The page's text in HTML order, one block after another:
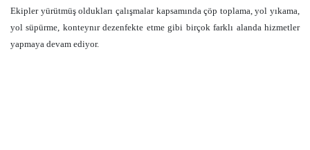
Ekipler yürütmüş oldukları çalışmalar kapsamında çöp toplama, yol yıkama,
yol süpürme, konteynır dezenfekte etme gibi birçok farklı alanda hizmetler
yapmaya devam ediyor.